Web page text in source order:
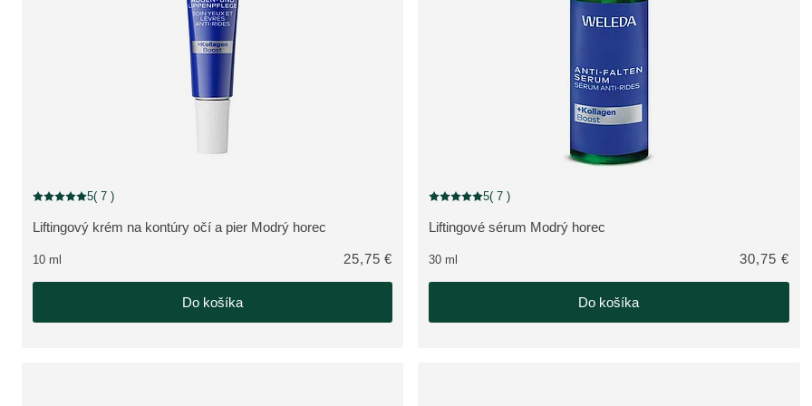
ZOBRAZIŤ PRODUKT:
Liftingový krém na kontúry očí a pier Modrý horec
Aktuálne hodnotenie: 5 z 5 hviezdičiek hodnotené 7 zákazníkmi
5( 7 )
10 ml 25,75 €
Do košíka
ZOBRAZIŤ PRODUKT:
Liftingové sérum Modrý horec
Aktuálne hodnotenie: 5 z 5 hviezdičiek hodnotené 7 zákazníkmi
5( 7 )
30 ml 30,75 €
Do košíka